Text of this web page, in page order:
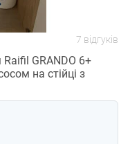
7 відгуків
GRANDO 6+
на стійці з